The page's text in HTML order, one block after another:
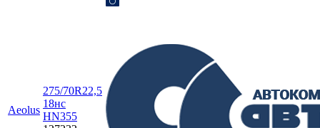
Aeolus
275/70R22,5
18нс
HN355